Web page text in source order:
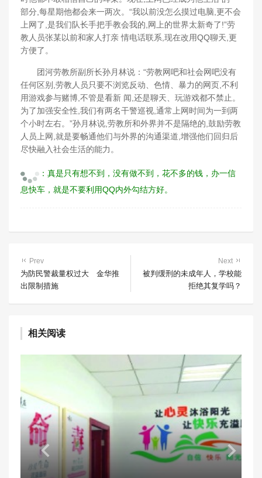
部分,每星期他都会来一两次。“我以前没怎么摸过电脑,更不会
上网了,是我们队长手把手教会我的,网上的世界太新奇了!”劳
教人员张某以前和家人打亲 情电话联系,现在改用QQ聊天,更
方便了。
团河劳教所副所长孙月林说：“劳教网吧和社会网吧没有
任何区别,劳教人员只要不浏览反动、色情、暴力的网页,不利
用游戏参与赌博,不管是看新 闻,还是聊天、玩游戏都不禁止。
为了加强安全性,我们有两名干警巡视,通常上网时间为一到两
个小时左右。”孙月林说,劳教所和外界并不是隔绝的,鼓励劳教
人员上网,就是要畅通他们与外界的沟通渠道,增强他们回归后
尽快融入社会生活的能力。
：真是只有想不到，没有做不到，花不多的钱，办一信
息快车，就是不要利用QQ内外勾结方好。
Prev
为防民警裁量权过大 金华推
出限制措施
Next
被判缓刑的未成年人，学校能
拒绝其复学吗？
相关阅读